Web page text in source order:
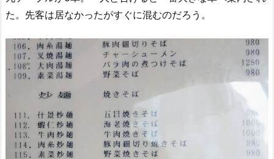
た。先客は居なかったがすぐに混むのだろう。